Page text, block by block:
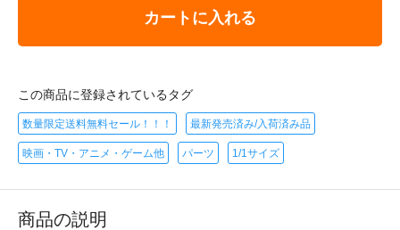
カートに入れる
この商品に登録されているタグ
数量限定送料無料セール！！！ 最新発売済み/入荷済み品
映画・TV・アニメ・ゲーム他 パーツ 1/1サイズ
商品の説明